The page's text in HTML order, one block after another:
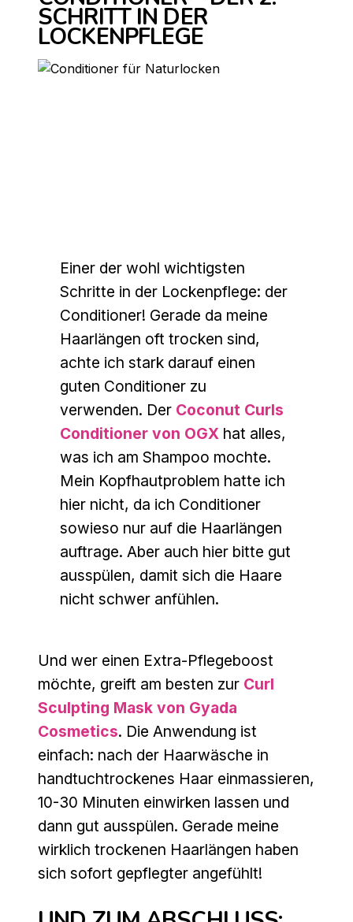
SCHRITT IN DER
LOCKENPFLEGE
Einer der wohl wichtigsten
Schritte in der Lockenpflege: der
Conditioner! Gerade da meine
Haarlängen oft trocken sind,
achte ich stark darauf einen
guten Conditioner zu
verwenden. Der Coconut Curls
Conditioner von OGX hat alles,
was ich am Shampoo mochte.
Mein Kopfhautproblem hatte ich
hier nicht, da ich Conditioner
sowieso nur auf die Haarlängen
auftrage. Aber auch hier bitte gut
ausspülen, damit sich die Haare
nicht schwer anfühlen.
Und wer einen Extra-Pflegeboost
möchte, greift am besten zur Curl
Sculpting Mask von Gyada
Cosmetics. Die Anwendung ist
einfach: nach der Haarwäsche in
handtuchtrockenes Haar einmassieren,
10-30 Minuten einwirken lassen und
dann gut ausspülen. Gerade meine
wirklich trockenen Haarlängen haben
sich sofort gepflegter angefühlt!